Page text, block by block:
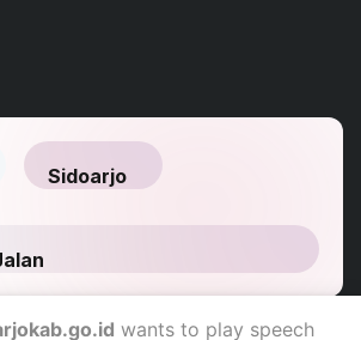
wants to play speech